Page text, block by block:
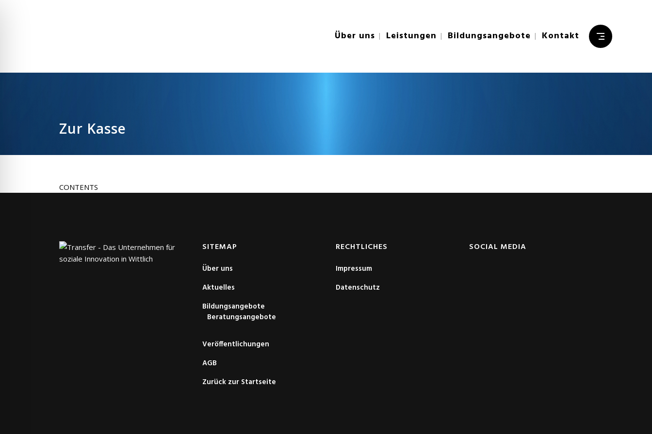
Über uns Leistungen Bildungsangebote Kontakt
Zur Kasse
CONTENTS
SITEMAP
Über uns
Aktuelles
Bildungsangebote
Beratungsangebote
Veröffentlichungen
AGB
Zurück zur Startseite
RECHTLICHES
Impressum
Datenschutz
SOCIAL MEDIA